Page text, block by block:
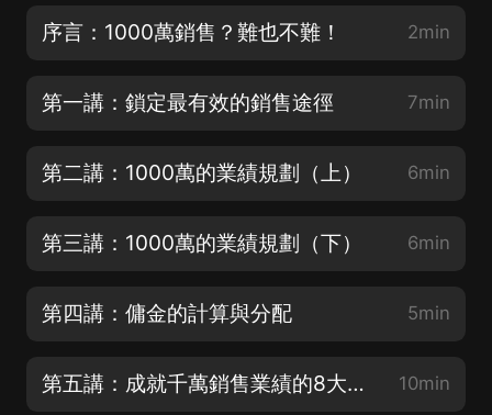
標」、「團隊如何運作、管理」、「談判受阻時該如何突
我在世界500強企業積累了大量銷售實戰經驗，走到哪里
序言：1000萬銷售？難也不難！ 2min
第一講：鎖定最有效的銷售途徑 7min
第二講：1000萬的業績規劃（上） 6min
第三講：1000萬的業績規劃（下） 6min
第四講：傭金的計算與分配 5min
第五講：成就千萬銷售業績的8大要點 10min